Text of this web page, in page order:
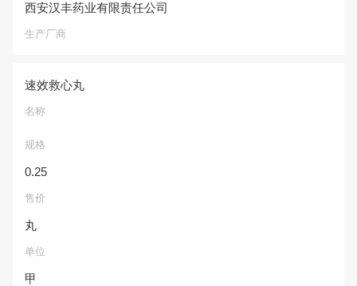
西安汉丰药业有限责任公司
生产厂商
速效救心丸
名称
规格
0.25
售价
丸
单位
甲